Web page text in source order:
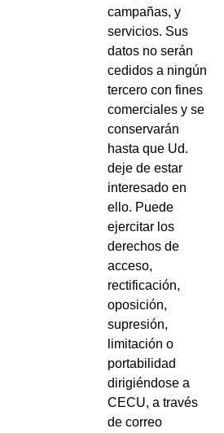
campañas, y
servicios. Sus
datos no serán
cedidos a ningún
tercero con fines
comerciales y se
conservarán
hasta que Ud.
deje de estar
interesado en
ello. Puede
ejercitar los
derechos de
acceso,
rectificación,
oposición,
supresión,
limitación o
portabilidad
dirigiéndose a
CECU, a través
de correo